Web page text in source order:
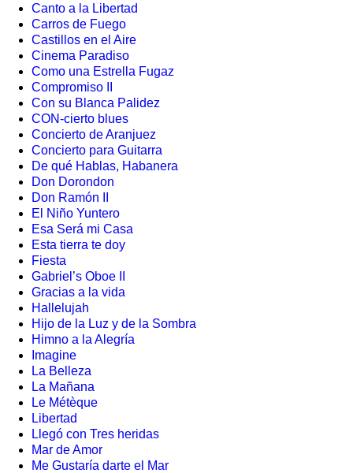
Canto a la Libertad
Carros de Fuego
Castillos en el Aire
Cinema Paradiso
Como una Estrella Fugaz
Compromiso II
Con su Blanca Palidez
CON-cierto blues
Concierto de Aranjuez
Concierto para Guitarra
De qué Hablas, Habanera
Don Dorondon
Don Ramón II
El Niño Yuntero
Esa Será mi Casa
Esta tierra te doy
Fiesta
Gabriel’s Oboe II
Gracias a la vida
Hallelujah
Hijo de la Luz y de la Sombra
Himno a la Alegría
Imagine
La Belleza
La Mañana
Le Métèque
Libertad
Llegó con Tres heridas
Mar de Amor
Me Gustaría darte el Mar